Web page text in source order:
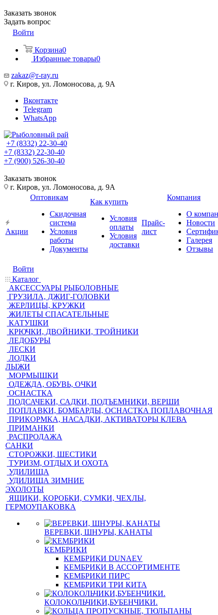
Заказать звонок
Задать вопрос
Войти
Корзина0
Избранные товары0
zakaz@r-ray.ru
г. Киров, ул. Ломоносова, д. 9А
Вконтакте
Telegram
WhatsApp
+7 (8332) 22-30-40
+7 (8332) 22-30-40
+7 (900) 526-30-40
Заказать звонок
г. Киров, ул. Ломоносова, д. 9А
Акции
Оптовикам
Скидочная
система
Условия
работы
Документы
Как купить
Условия
оплаты
Условия
доставки
Прайс-
лист
Компания
О
Новости
Галерея
Отзывы
Войти
Каталог
АКСЕССУАРЫ РЫБОЛОВНЫЕ
ГРУЗИЛА, ДЖИГ-ГОЛОВКИ
ЖЕРЛИЦЫ, КРУЖКИ
ЖИЛЕТЫ СПАСАТЕЛЬНЫЕ
КАТУШКИ
КРЮЧКИ, ДВОЙНИКИ, ТРОЙНИКИ
ЛЕДОБУРЫ
ЛЕСКИ
ЛОДКИ
ЛЫЖИ
МОРМЫШКИ
ОДЕЖДА, ОБУВЬ, ОЧКИ
ОСНАСТКА
ПОДСАЧЕКИ, САДКИ, ПОДЪЕМНИКИ, ВЕРШИ
ПОПЛАВКИ, БОМБАРДЫ, ОСНАСТКА ПОПЛАВОЧНАЯ
ПРИКОРМКА, НАСАДКИ, АКТИВАТОРЫ КЛЕВА
ПРИМАНКИ
РАСПРОДАЖА
САНКИ
СТОРОЖКИ, ШЕСТИКИ
ТУРИЗМ, ОТДЫХ И ОХОТА
УДИЛИЩА
УДИЛИЩА ЗИМНИЕ
ЭХОЛОТЫ
ЯЩИКИ, КОРОБКИ, СУМКИ, ЧЕХЛЫ,
ГЕРМОУПАКОВКА
ВЕРЕВКИ, ШНУРЫ, КАНАТЫ
КЕМБРИКИ
КЕМБРИКИ DUNAEV
КЕМБРИКИ В АССОРТИМЕНТЕ
КЕМБРИКИ ПИРС
КЕМБРИКИ ТРИ КИТА
КОЛОКОЛЬЧИКИ,БУБЕНЧИКИ.